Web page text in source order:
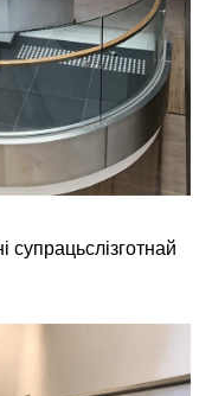
супрацьслізготнай